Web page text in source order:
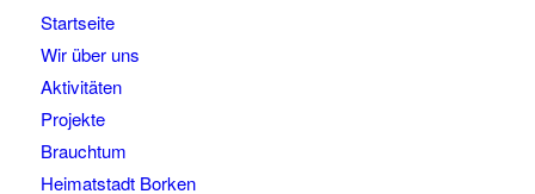
Startseite
Wir über uns
Aktivitäten
Projekte
Brauchtum
Heimatstadt Borken